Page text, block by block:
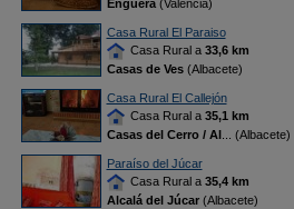
Enguera(Valencia)
Casa Rural El Paraiso
Casa Rural a 33,6 km
Casas de Ves(Albacete)
Casa Rural El Callejón
Casa Rural a 35,1 km
Casas del Cerro / Al... (Albacete)
Paraíso del Júcar
Casa Rural a 35,4 km
Alcalá del Júcar(Albacete)